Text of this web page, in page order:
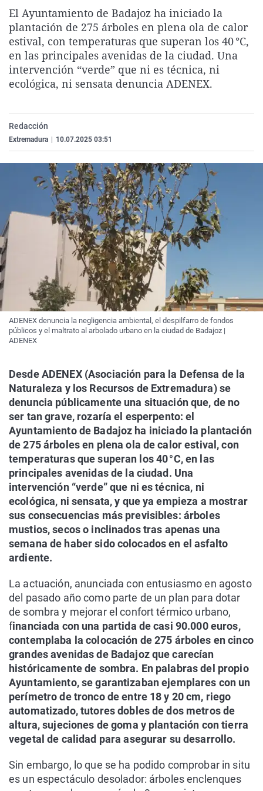
La rosa de los vientos
Gente viajera
Como el perro y el
Caso
Retornados
Equipo de
Operación Viuda
Extremadura
Galicia
La Rioja
Navarra
Virales
Televisión
Elecciones
El Ayuntamiento de Badajoz ha iniciado la
plantación de 275 árboles en plena ola de calor
estival, con temperaturas que superan los 40 °C,
en las principales avenidas de la ciudad. Una
intervención “verde” que ni es técnica, ni
ecológica, ni sensata denuncia ADENEX.
Redacción
Extremadura 10.07.2025 03:51
ADENEX denuncia la negligencia ambiental, el despilfarro de fondos
públicos y el maltrato al arbolado urbano en la ciudad de Badajoz |
ADENEX
Desde ADENEX (Asociación para la Defensa de la
Naturaleza y los Recursos de Extremadura) se
denuncia públicamente una situación que, de no
ser tan grave, rozaría el esperpento: el
Ayuntamiento de Badajoz ha iniciado la plantación
de 275 árboles en plena ola de calor estival, con
temperaturas que superan los 40 °C, en las
principales avenidas de la ciudad. Una
intervención “verde” que ni es técnica, ni
ecológica, ni sensata, y que ya empieza a mostrar
sus consecuencias más previsibles: árboles
mustios, secos o inclinados tras apenas una
semana de haber sido colocados en el asfalto
ardiente.
La actuación, anunciada con entusiasmo en agosto
del pasado año como parte de un plan para dotar
de sombra y mejorar el confort térmico urbano,
financiada con una partida de casi 90.000 euros,
contemplaba la colocación de 275 árboles en cinco
grandes avenidas de Badajoz que carecían
históricamente de sombra. En palabras del propio
Ayuntamiento, se garantizaban ejemplares con un
perímetro de tronco de entre 18 y 20 cm, riego
automatizado, tutores dobles de dos metros de
altura, sujeciones de goma y plantación con tierra
vegetal de calidad para asegurar su desarrollo.
Sin embargo, lo que se ha podido comprobar in situ
es un espectáculo desolador: árboles enclenques